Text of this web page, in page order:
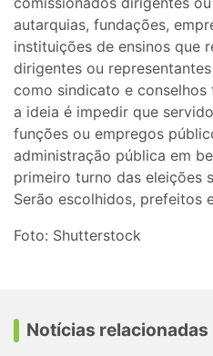
autarquias, fundações,
instituições de ensinos que
dirigentes ou
como sindicato e conselhos
a ideia é impedir que
funções ou empregos
administração pública em
primeiro turno das eleições
Serão escolhidos, prefeitos
Foto: Shutterstock
Notícias relacionadas